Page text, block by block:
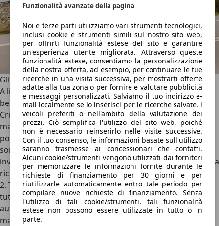
Funzionalità avanzate della pagina
Noi e terze parti utilizziamo vari strumenti tecnologici,
inclusi cookie e strumenti simili sul nostro sito web,
per offrirti funzionalità estese del sito e garantire
un'esperienza utente migliorata. Attraverso queste
funzionalità estese, consentiamo la personalizzazione
della nostra offerta, ad esempio, per continuare le tue
ricerche in una visita successiva, per mostrarti offerte
adatte alla tua zona o per fornire e valutare pubblicità
e messaggi personalizzati. Salviamo il tuo indirizzo e-
mail localmente se lo inserisci per le ricerche salvate, i
veicoli preferiti o nell'ambito della valutazione dei
prezzi. Ciò semplifica l'utilizzo del sito web, poiché
non è necessario reinserirlo nelle visite successive.
Con il tuo consenso, le informazioni basate sull'utilizzo
saranno trasmesse ai concessionari che contatti.
Alcuni cookie/strumenti vengono utilizzati dai fornitori
per memorizzare le informazioni fornite durante le
richieste di finanziamento per 30 giorni e per
riutilizzarle automaticamente entro tale periodo per
compilare nuove richieste di finanziamento. Senza
l'utilizzo di tali cookie/strumenti, tali funzionalità
estese non possono essere utilizzate in tutto o in
parte.
Gli ADAS e la sicurezza
A livello di dotazioni di sicurezza, il Range Rover Evoque è
ben dotato fin dalla versione base S, che offre di serie
Cruise Control Adattivo , fari full LED, frenata automatica,
mantenitore di corsia e sensori di parcheggio anteriori e
posteriori con retrocamera. Già dall’intermedia SE, poi,
sono di serie il sensore per l’angolo cieco, mentre serve
investire in alcuni pacchetti opzionali ed equipaggiamenti a
richiesta per avere laguida autonoma completa di Livello
2. Tutto questo aumenta sostanzialmente la sicurezza in
tutti i contesti, dall’utilizzo cittadino fino ai lunghi viaggi
autostradali, dove l’unione di Cruise Control Adattivo e
mantenitore attivo di corsia permette di macinare